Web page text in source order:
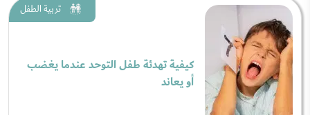
تربية الطفل
كيفية تهدئة طفل التوحد عندما يغضب
أو يعاند